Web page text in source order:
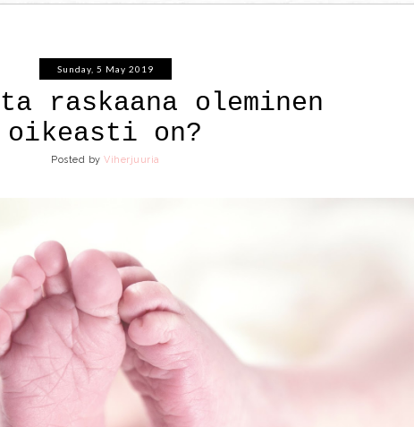
Sunday, 5 May 2019
raskaana oleminen
oikeasti on?
Posted byViherjuuria